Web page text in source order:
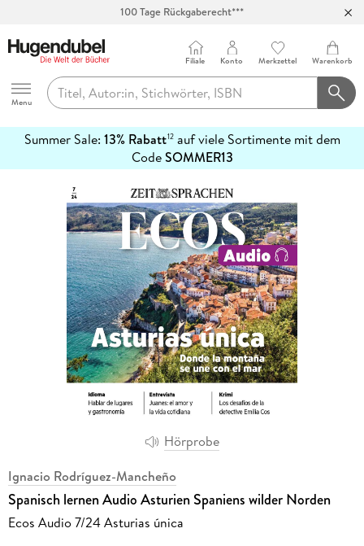
Hugendubel
Menu
Filiale Konto Merkzettel Warenkorb
Summer Sale: 13% Rabatt12auf viele Sortimente mit dem
CodeSOMMER13
erfahren
Hörprobe
Ignacio Rodríguez-Mancheño
Spanisch lernen Audio Asturien Spaniens wilder Norden
Ecos Audio 7/24 Asturias única